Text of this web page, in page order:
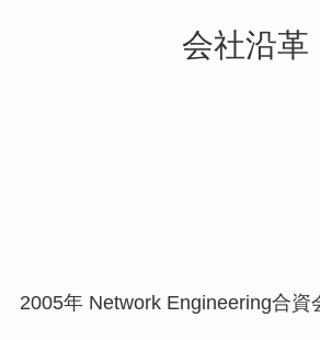
会社沿革
2005年 Network Engineering合資